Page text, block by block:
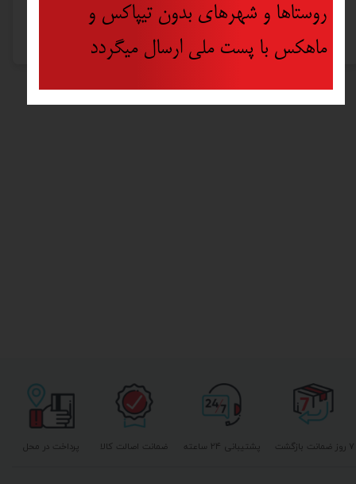
ضریب قدرت
پشتیبانی ۲۴ ساعته پرداخت در محل ۷ روز ضمانت بازگشت ضمانت اصالت کالا
روستاها و شهرهای بدون تیپاکس و
ماهکس با پست ملی ارسال میگردد